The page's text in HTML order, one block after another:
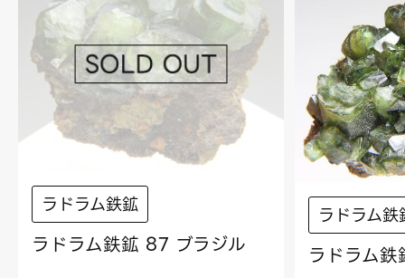
ラドラム鉄鉱
ラドラム鉄鉱 87 ブラジル
ラドラム鉄
ラドラム